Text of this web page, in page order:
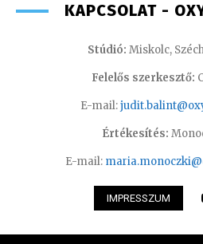
KAPCSOLAT -
Stúdió: Miskolc,
Felelős szerkesztő:
E-mail:
Értékesítés:
E-mail:
IMPRESSZUM